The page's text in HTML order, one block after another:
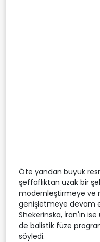
Öte yandan büyük
şeffaflıktan uzak bir
modernleştirmeye ve
genişletmeye devam
Shekerinska, İran'ın
de balistik füze
söyledi.